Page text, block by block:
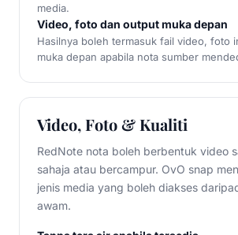
media.
Video, foto dan output muka depan
Hasilnya boleh termasuk fail video, foto
muka depan apabila nota sumber
Video, Foto & Kualiti
RedNote nota boleh berbentuk video
sahaja atau bercampur. OvO snap
jenis media yang boleh diakses
awam.